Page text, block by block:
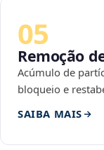
05
Remoção
Acúmulo de
bloqueio e
SAIBA MAIS